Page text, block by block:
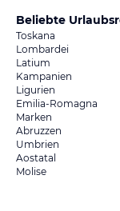
Beliebte
Toskana
Lombardei
Latium
Kampanien
Ligurien
Emilia-Romagna
Marken
Abruzzen
Umbrien
Aostatal
Molise